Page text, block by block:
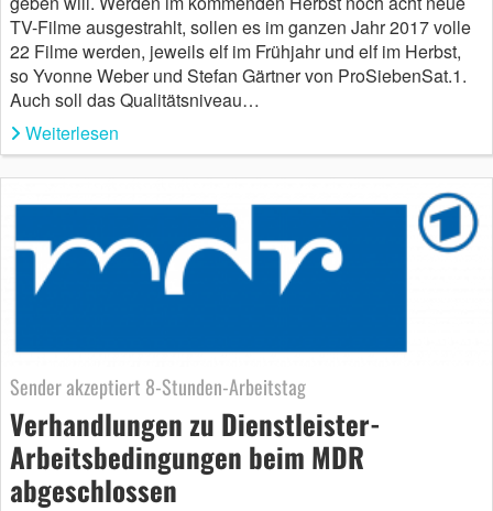
TV-Filme ausgestrahlt, sollen es im ganzen Jahr 2017 volle
22 Filme werden, jeweils elf im Frühjahr und elf im Herbst,
so Yvonne Weber und Stefan Gärtner von ProSiebenSat.1.
Auch soll das Qualitätsniveau…
Weiterlesen
Sender akzeptiert 8-Stunden-Arbeitstag
Verhandlungen zu Dienstleister-
Arbeitsbedingungen beim MDR
abgeschlossen